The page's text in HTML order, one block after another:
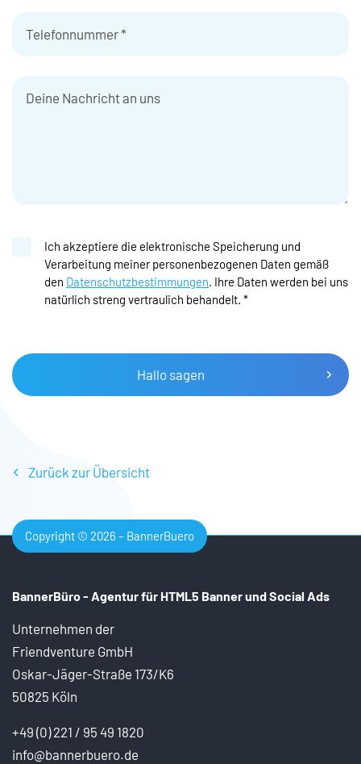
Ich akzeptiere die elektronische Speicherung und
Verarbeitung meiner personenbezogenen Daten gemäß
den Datenschutzbestimmungen. Ihre Daten werden bei uns
natürlich streng vertraulich behandelt. *
Hallo sagen
Zurück zur Übersicht
Copyright © 2026 – BannerBuero
BannerBüro - Agentur für HTML5 Banner undSocial Ads
Unternehmen der
Friendventure GmbH
Oskar-Jäger-Straße 173/K6
50825 Köln
+49 (0) 221 / 95 49 1820
info@bannerbuero.de